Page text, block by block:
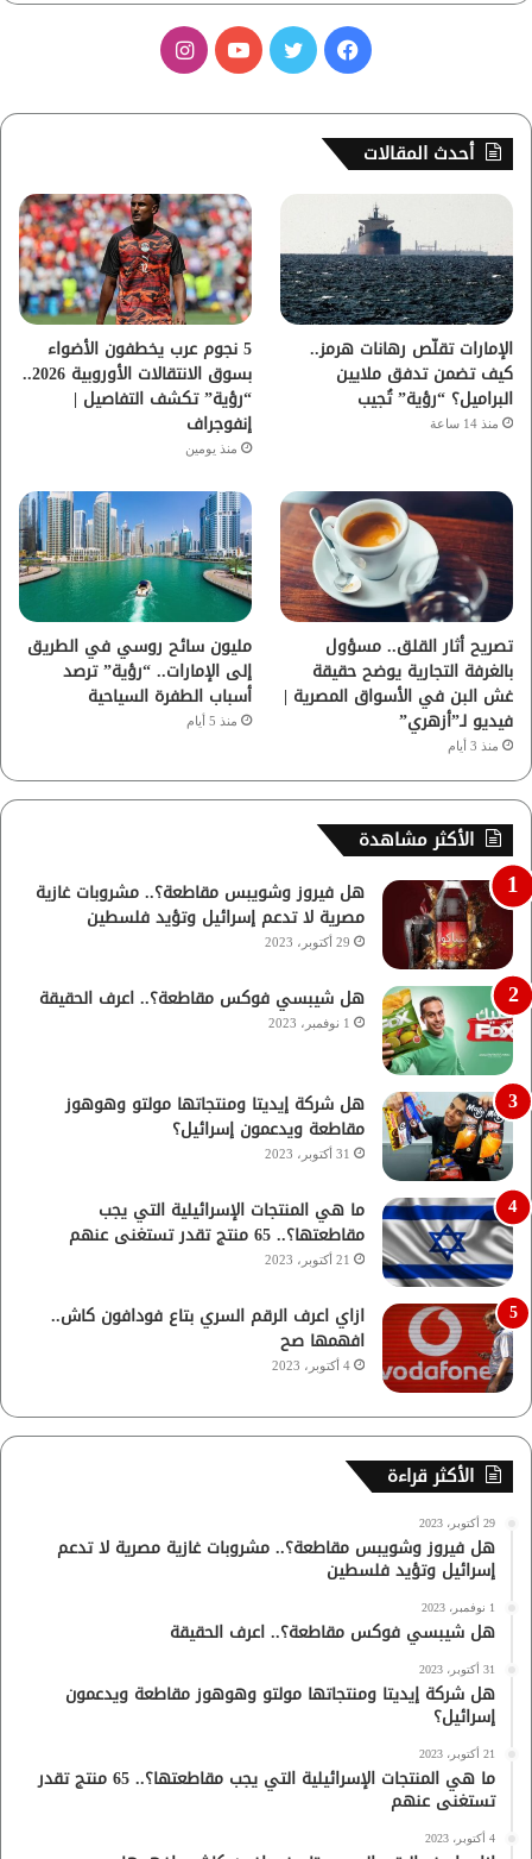
س
ب
ك
ي
و
ب
ت
ق
ر
م
أحدث المقالات
الإمارات تقلّص رهانات هرمز..
كيف تضمن تدفق ملايين
البراميل؟ “رؤية” تُجيب
منذ 14 ساعة
5 نجوم عرب يخطفون الأضواء
بسوق الانتقالات الأوروبية 2026..
“رؤية” تكشف التفاصيل |
إنفوجراف
منذ يومين
تصريح أثار القلق.. مسؤول
بالغرفة التجارية يوضح حقيقة
غش البن في الأسواق المصرية |
فيديو لـ”أزهري”
منذ 3 أيام
مليون سائح روسي في الطريق
إلى الإمارات.. “رؤية” ترصد
أسباب الطفرة السياحية
منذ 5 أيام
الأكثر مشاهدة
هل فيروز وشويبس مقاطعة؟.. مشروبات غازية
مصرية لا تدعم إسرائيل وتؤيد فلسطين
29 أكتوبر، 2023
هل شيبسي فوكس مقاطعة؟.. اعرف الحقيقة
1 نوفمبر، 2023
هل شركة إيديتا ومنتجاتها مولتو وهوهوز
مقاطعة ويدعمون إسرائيل؟
31 أكتوبر، 2023
ما هي المنتجات الإسرائيلية التي يجب
مقاطعتها؟.. 65 منتج تقدر تستغنى عنهم
21 أكتوبر، 2023
ازاي اعرف الرقم السري بتاع فودافون كاش..
افهمها صح
4 أكتوبر، 2023
الأكثر قراءة
29 أكتوبر، 2023
هل فيروز وشويبس مقاطعة؟.. مشروبات غازية مصرية لا تدعم
إسرائيل وتؤيد فلسطين
1 نوفمبر، 2023
هل شيبسي فوكس مقاطعة؟.. اعرف الحقيقة
31 أكتوبر، 2023
هل شركة إيديتا ومنتجاتها مولتو وهوهوز مقاطعة ويدعمون
إسرائيل؟
21 أكتوبر، 2023
ما هي المنتجات الإسرائيلية التي يجب مقاطعتها؟.. 65 منتج تقدر
تستغنى عنهم
4 أكتوبر، 2023